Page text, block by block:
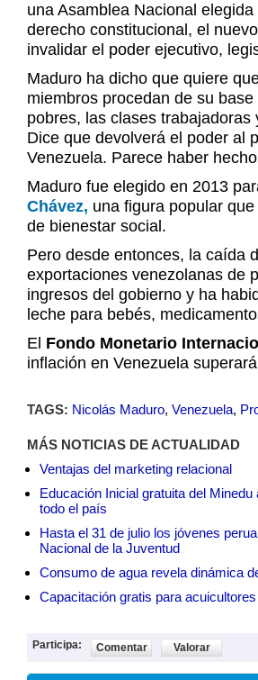
una Asamblea Nacional
derecho constitucional, el
invalidar el poder ejecutivo,
Maduro ha dicho que quiere
miembros procedan de su
pobres, las clases
Dice que devolverá el poder al
Venezuela. Parece haber
Maduro fue elegido en 2013
Chávez, una figura popular
de bienestar social.
Pero desde entonces, la caída
exportaciones venezolanas de
ingresos del gobierno y ha
leche para bebés,
El Fondo Monetario
inflación en Venezuela
TAGS: Nicolás Maduro, Venezuela,
MÁS NOTICIAS DE ACTUALIDAD
Ventajas del marketing relacional
Educación Inicial gratuita del
todo el país
Hasta el 31 de julio los jóvenes
Nacional de la Juventud
Consumo de agua revela dinámica
Capacitación gratis para
Participa: Comentar Valorar